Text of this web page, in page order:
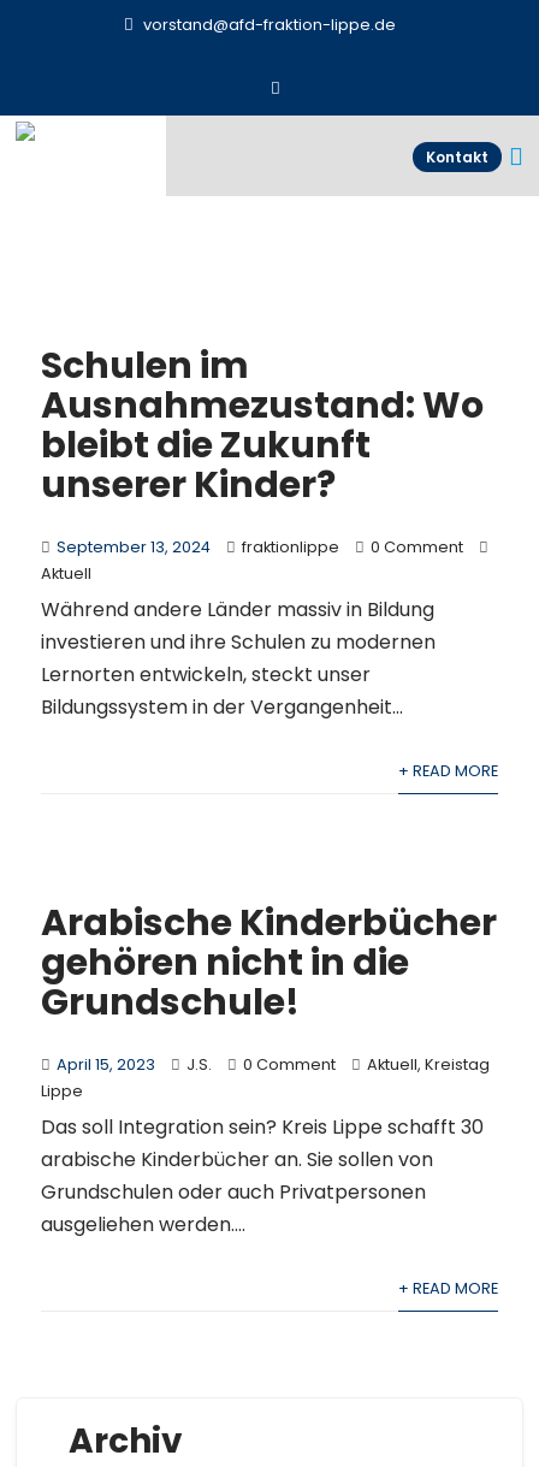
vorstand@afd-fraktion-lippe.de
Kontakt
Schulen im
Ausnahmezustand: Wo
bleibt die Zukunft
unserer Kinder?
September 13, 2024 fraktionlippe
0 Comment
Aktuell
Während andere Länder massiv in Bildung
investieren und ihre Schulen zu modernen
Lernorten entwickeln, steckt unser
Bildungssystem in der Vergangenheit...
+ READ MORE
Arabische Kinderbücher
gehören nicht in die
Grundschule!
April 15, 2023 J.S. 0 Comment Aktuell,Kreistag
Lippe
Das soll Integration sein? Kreis Lippe schafft 30
arabische Kinderbücher an. Sie sollen von
Grundschulen oder auch Privatpersonen
ausgeliehen werden....
+ READ MORE
Archiv